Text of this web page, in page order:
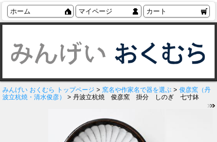
ホーム マイページ カート
みんげい おくむら トップページ > 窯名や作家名で器を選ぶ > 俊彦窯（丹
波立杭焼・清水俊彦）
> 丹波立杭焼 俊彦窯 掛分 しのぎ 七寸鉢